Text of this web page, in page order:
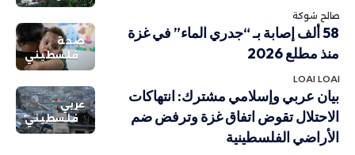
صالح شوكة
صحة
فلسطيني
58 ألف إصابة بـ “جدري الماء” في غزة
منذ مطلع 2026
LOAI LOAI
عربي
فلسطيني
بيان عربي وإسلامي مشترك: انتهاكات
الاحتلال تقوض اتفاق غزة وترفض ضم
الأراضي الفلسطينية